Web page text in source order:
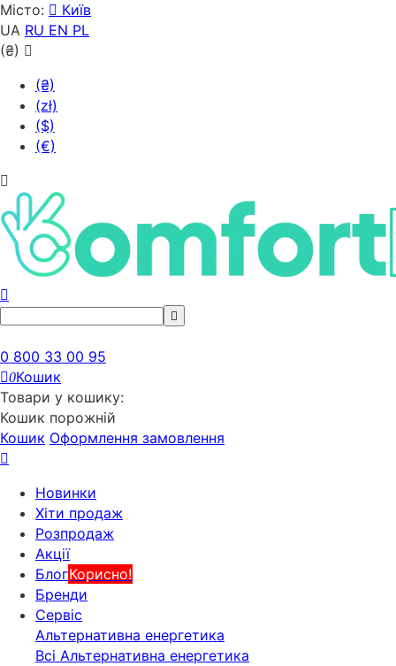
Місто:
Київ
UA RU EN PL
(₴)
(₴)
(zł)
($)
(€)
0 800 33 00 95
0Кошик
Товари у кошику:
Кошик порожній
Кошик Оформлення замовлення
Новинки
Хіти продаж
Розпродаж
Акції
БлогКорисно!
Бренди
Сервіс
Альтернативна енергетика
Всі Альтернативна енергетика